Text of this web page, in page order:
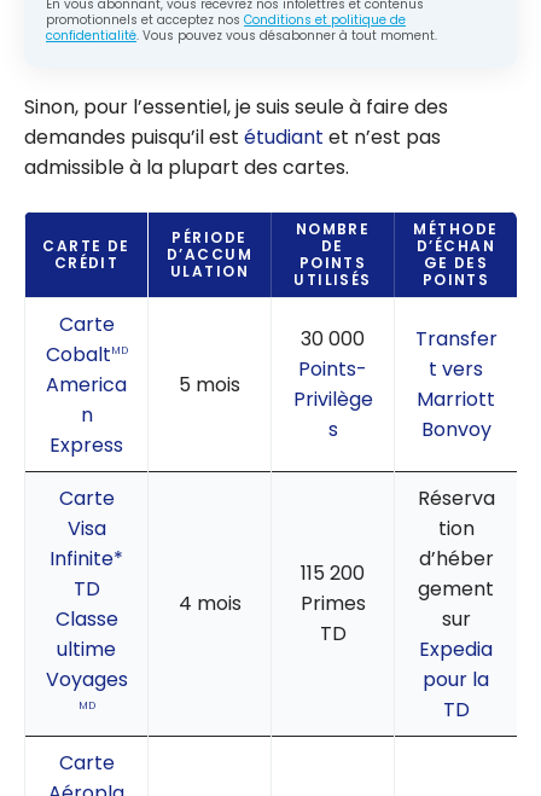
En vous abonnant, vous recevrez nos infolettres et contenus
promotionnels et acceptez nos Conditions et politique de
confidentialité. Vous pouvez vous désabonner à tout moment.
Sinon, pour l’essentiel, je suis seule à faire des
demandes puisqu’il est étudiant et n’est pas
admissible à la plupart des cartes.
CARTE DE
CRÉDIT
PÉRIODE
D’ACCUM
ULATION
NOMBRE
DE
POINTS
UTILISÉS
MÉTHODE
D’ÉCHAN
GE DES
POINTS
Carte
CobaltMD
America
n
Express
5 mois
30 000
Points-
Privilège
s
Transfer
t vers
Marriott
Bonvoy
Carte
Visa
Infinite*
TD
Classe
ultime
Voyages
MD
4 mois
115 200
Primes
TD
Réserva
tion
d’héber
gement
sur
Expedia
pour la
TD
Carte